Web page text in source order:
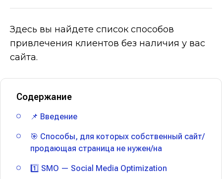
Здесь вы найдете список способов
привлечения клиентов без наличия у вас
сайта.
Содержание
📌 Введение
🎯 Способы, для которых собственный сайт/
продающая страница не нужен/на
1️⃣ SMO — Social Media Optimization